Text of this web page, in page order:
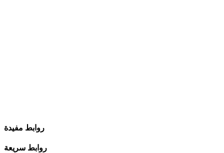
روابط مفيدة
روابط سريعة